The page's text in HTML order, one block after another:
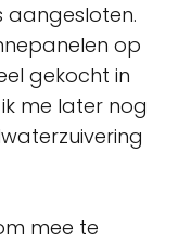
aangesloten.
op
gekocht in
me later nog
mee te